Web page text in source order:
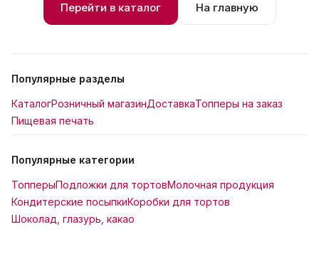
Перейти в каталог На главную
Популярные разделы
КаталогРозничный магазинДоставкаТопперы на заказ
Пищевая печать
Популярные категории
ТопперыПодложки для тортовМолочная продукция
Кондитерские посыпкиКоробки для тортов
Шоколад, глазурь, какао